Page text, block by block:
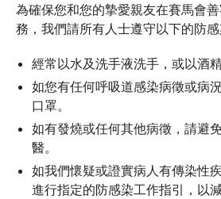
為確保您和您的摯愛親友在賽馬會
務，我們請所有人士遵守以下的防感
經常以水及洗手液洗手，或以酒
如您有任何呼吸道感染病徵或病
口罩。
如有發燒或任何其他病徵，請避
醫。
如我們懷疑或證實病人有傳染性
進行指定的防感染工作指引，以